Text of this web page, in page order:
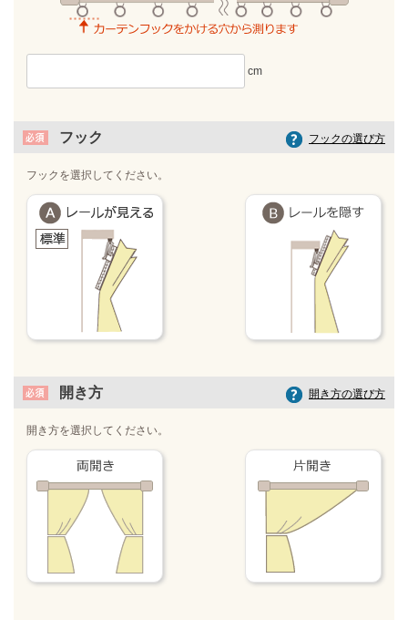
フック フックの選び方
フックを選択してください。
開き方 開き方の選び方
開き方を選択してください。